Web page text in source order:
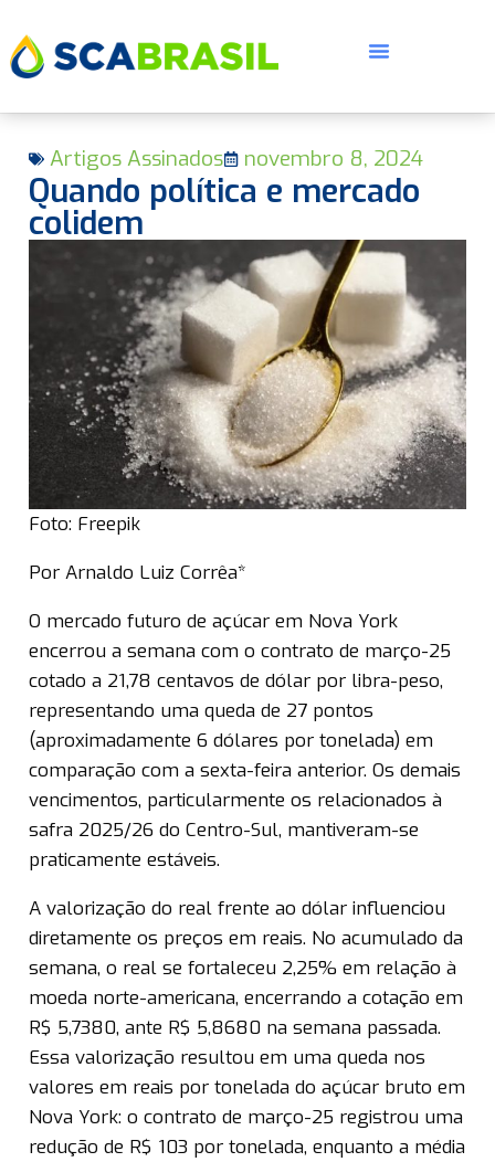
Artigos Assinados novembro 8, 2024
Quando política e mercado
colidem
Foto: Freepik
Por Arnaldo Luiz Corrêa*
O mercado futuro de açúcar em Nova York
encerrou a semana com o contrato de março-25
cotado a 21,78 centavos de dólar por libra-peso,
representando uma queda de 27 pontos
(aproximadamente 6 dólares por tonelada) em
comparação com a sexta-feira anterior. Os demais
vencimentos, particularmente os relacionados à
safra 2025/26 do Centro-Sul, mantiveram-se
praticamente estáveis.
A valorização do real frente ao dólar influenciou
diretamente os preços em reais. No acumulado da
semana, o real se fortaleceu 2,25% em relação à
moeda norte-americana, encerrando a cotação em
R$ 5,7380, ante R$ 5,8680 na semana passada.
Essa valorização resultou em uma queda nos
valores em reais por tonelada do açúcar bruto em
Nova York: o contrato de março-25 registrou uma
redução de R$ 103 por tonelada, enquanto a média